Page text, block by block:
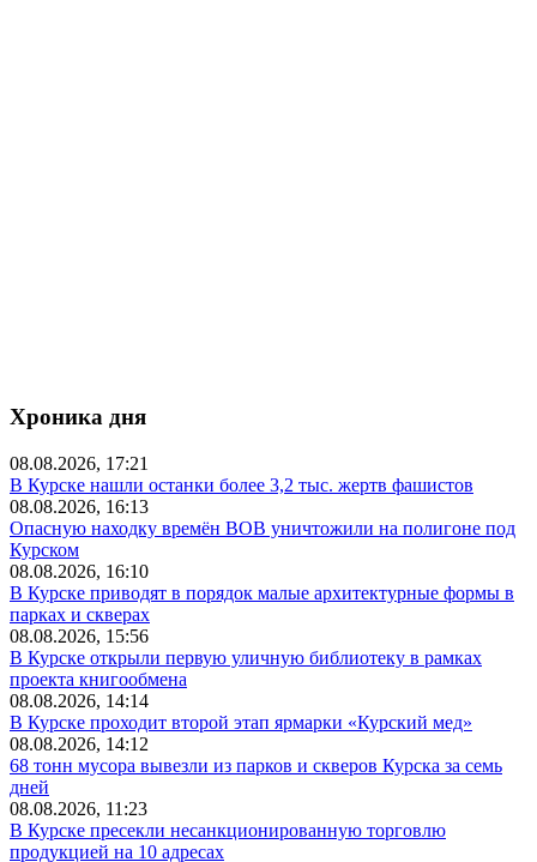
Хроника дня
08.08.2026, 17:21
В Курске нашли останки более 3,2 тыс. жертв фашистов
08.08.2026, 16:13
Опасную находку времён ВОВ уничтожили на полигоне под
Курском
08.08.2026, 16:10
В Курске приводят в порядок малые архитектурные формы в
парках и скверах
08.08.2026, 15:56
В Курске открыли первую уличную библиотеку в рамках
проекта книгообмена
08.08.2026, 14:14
В Курске проходит второй этап ярмарки «Курский мед»
08.08.2026, 14:12
68 тонн мусора вывезли из парков и скверов Курска за семь
дней
08.08.2026, 11:23
В Курске пресекли несанкционированную торговлю
продукцией на 10 адресах